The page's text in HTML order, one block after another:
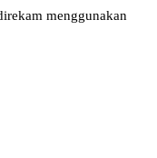
menggunakan